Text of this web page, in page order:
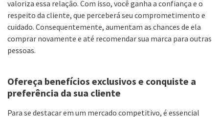
valoriza essa relação. Com isso, você ganha a confiança e o
respeito da cliente, que perceberá seu comprometimento e
cuidado. Consequentemente, aumentam as chances de ela
comprar novamente e até recomendar sua marca para outras
pessoas.
Ofereça benefícios exclusivos e conquiste a
preferência da sua cliente
Para se destacar em um mercado competitivo, é essencial